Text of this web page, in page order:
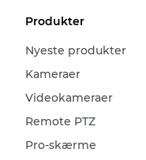
Produkter
Nyeste produkter
Kameraer
Videokameraer
Remote PTZ
Pro-skærme